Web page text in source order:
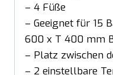
– 4 Füße
– Geeignet für 15
600 x T 400 mm
– Platz zwischen
– 2 einstellbare